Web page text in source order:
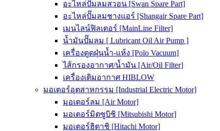
อะไหล่ปั๊มลมสวอน [Swan Spare Part]
อะไหล่ปั๊มลมชางแอร์ [Shangair Spare Part]
เมนไลน์ฟิลเตอร์ [MainLine Filter]
น้ำมันปั๊มลม [ Lubricant Oil Air Pump ]
เครื่องดูดฝุ่นน้ำ-แห้ง [Polo Vacuum]
ไส้กรองอากาศ/น้ำมัน [Air/Oil Filter]
เครื่องเติมอากาศ HIBLOW
มอเตอร์อุตสาหกรรม [Industrial Electric Motor]
มอเตอร์ลม [Air Motor]
มอเตอร์มิตซูบิชิ [Mitsubishi Motor]
มอเตอร์ฮิตาชิ [Hitachi Motor]